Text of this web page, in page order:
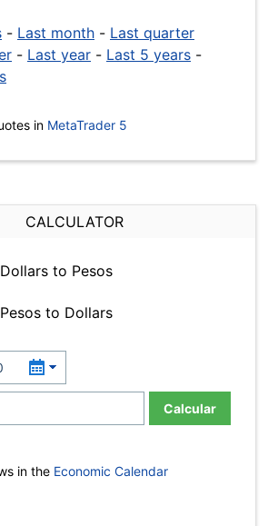
- Last month - Last quarter
- Last year - Last 5 years -
in MetaTrader 5
CALCULATOR
to Pesos
to Dollars
Calcular
in the Economic Calendar